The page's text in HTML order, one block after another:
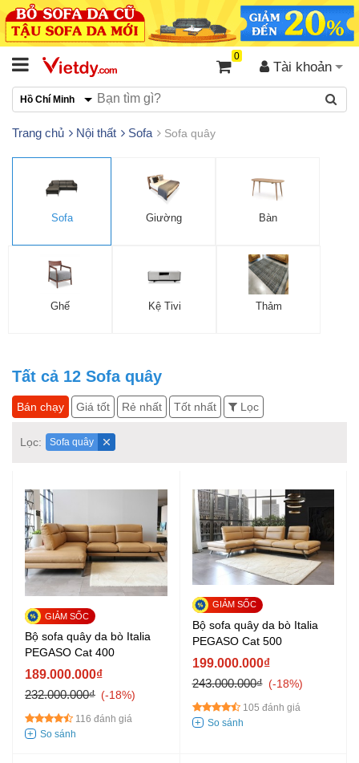
Tài khoản
0
Hồ Chí Minh
Trang chủ Nội thất Sofa Sofa quây
Sofa Giường Bàn
Ghế Kệ Tivi Thảm
Tất cả 12 Sofa quây
Bán chạy Giá tốt Rẻ nhất Tốt nhất Lọc
Lọc: Sofa quây
Bộ sofa quây da bò Italia
PEGASO Cat 400
189.000.000₫
232.000.000₫
-18%
116 đánh giá
Bộ sofa quây da bò Italia
PEGASO Cat 500
199.000.000₫
243.000.000₫
-18%
105 đánh giá